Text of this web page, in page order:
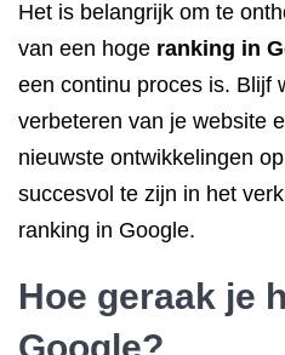
Het is belangrijk om te
van een hoge ranking in
een continu proces is. Blijf
verbeteren van je website
nieuwste ontwikkelingen
succesvol te zijn in het
ranking in Google.
Hoe geraak je